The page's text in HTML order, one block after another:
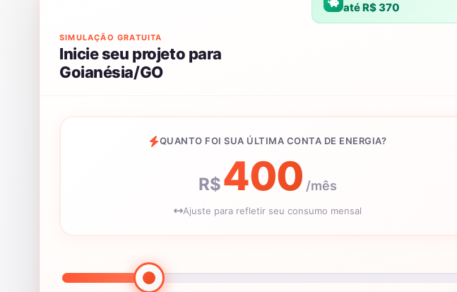
até R$ 370
SIMULAÇÃO GRATUITA
Inicie seu projeto para
Goianésia/GO
QUANTO FOI SUA ÚLTIMA CONTA DE ENERGIA?
R$400 /mês
Ajuste para refletir seu consumo mensal